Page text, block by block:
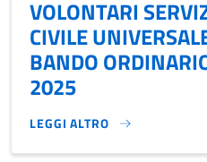
VOLONTARI
CIVILE
BANDO
2025
LEGGI ALTRO
SELEZIONI OPERATORI